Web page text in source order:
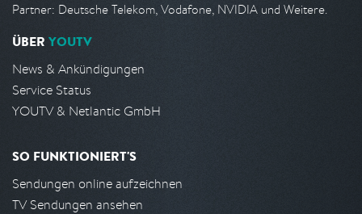
Partner: Deutsche Telekom, Vodafone, NVIDIA und Weitere.
ÜBER YOUTV
News & Ankündigungen
Service Status
YOUTV & Netlantic GmbH
SO FUNKTIONIERT'S
Sendungen online aufzeichnen
TV Sendungen ansehen